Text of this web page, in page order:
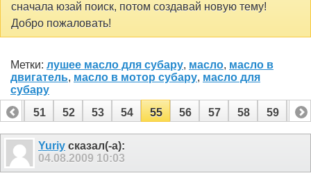
сначала юзай поиск, потом создавай новую тему!
Добро пожаловать!
Метки: лушее масло для субару, масло, масло в
двигатель, масло в мотор субару, масло для
субару
50
51 52 53 54 55 56 57 58 59 60
70 71
Yuriy сказал(-а):
04.08.2009 10:03